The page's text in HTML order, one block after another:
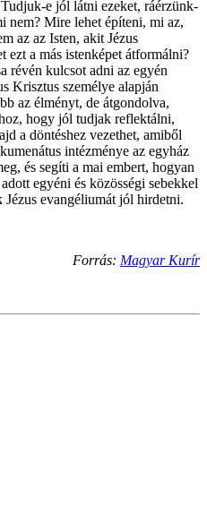
e jól látni ezeket, ráérzünk-
nem? Mire lehet építeni, mi az,
az az Isten, akit Jézus
ezt a más istenképet átformálni?
révén kulcsot adni az egyén
Krisztus személye alapján
az élményt, de átgondolva,
hogy jól tudjak reflektálni,
a döntéshez vezethet, amiből
intézménye az egyház
és segíti a mai embert, hogyan
egyéni és közösségi sebekkel
evangéliumát jól hirdetni.
Forrás: Magyar Kurír